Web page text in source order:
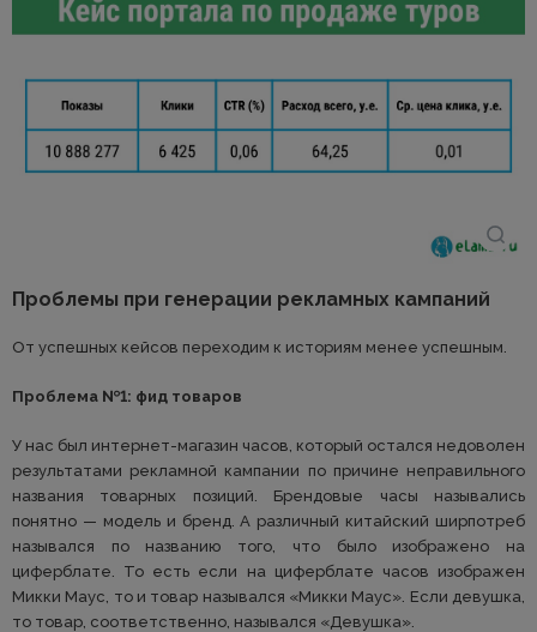
Проблемы при генерации рекламных кампаний
От успешных кейсов переходим к историям менее успешным.
Проблема №1: фид товаров
У нас был интернет-магазин часов, который остался недоволен
результатами рекламной кампании по причине неправильного
названия товарных позиций. Брендовые часы назывались
понятно — модель и бренд. А различный китайский ширпотреб
назывался по названию того, что было изображено на
циферблате. То есть если на циферблате часов изображен
Микки Маус, то и товар назывался «Микки Маус». Если девушка,
то товар, соответственно, назывался «Девушка».